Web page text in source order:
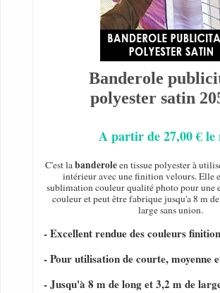
Banderole
polyester satin
A partir de 27,00 € le
C'est labanderoleen tissue polyester à
intérieur avec une finition velours. Elle
sublimation couleur qualité photo pour une
couleur et peut être fabrique jusqu'a 8 m
large sans union.
- Excellent rendue des couleurs
- Pour utilisation de courte, moyenne
- Jusqu'à 8 m de long et 3,2 m de